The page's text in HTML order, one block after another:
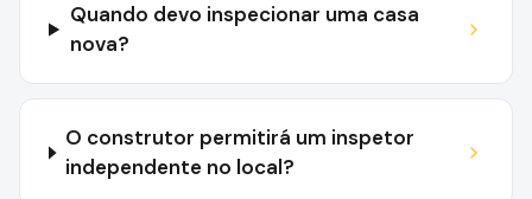
Quando devo inspecionar uma casa
nova?
O construtor permitirá um inspetor
independente no local?